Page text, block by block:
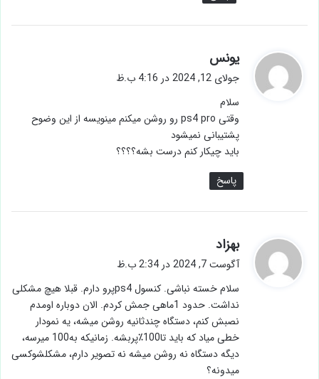
یونس
ف جولای 12, 2024 در 4:16 ب.ظ
سلام
وقتی ps4 pro رو روشن میکنم مینویسه از این وضوح
پشتیبانی نمیشود
باید چیکار کنم درست بشه؟؟؟؟
پاسخ
بهزاد
ف
:
آگوست 7, 2024 در 2:34 ب.ظ
سلام خسته نباشی. کنسول ps4پرو دارم. قبلا هیچ مشکلی
نداشت. حدود 1ماهی جمش کردم. الان دوباره اومدم
نصبش کنم، دستگاه چندثانیه روشن میشه، یه نمودار
خطی میاد که باید تا100٪پربشه. زمانیکه به100 میرسه،
دیگه دستگاه نه روشن میشه نه تصویر دارم، مشکلشوکسی
میدونه؟